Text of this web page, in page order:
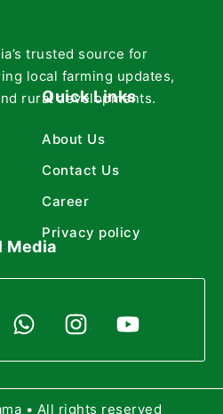
trusted source for
local farming updates,
rural developments.
Quick Links
About Us
Contact Us
Career
Privacy policy
Media
• All rights reserved